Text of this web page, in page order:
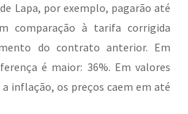
Lapa, por exemplo, pagarão até
comparação à tarifa corrigida
do contrato anterior. Em
é maior: 36%. Em valores
inflação, os preços caem em até